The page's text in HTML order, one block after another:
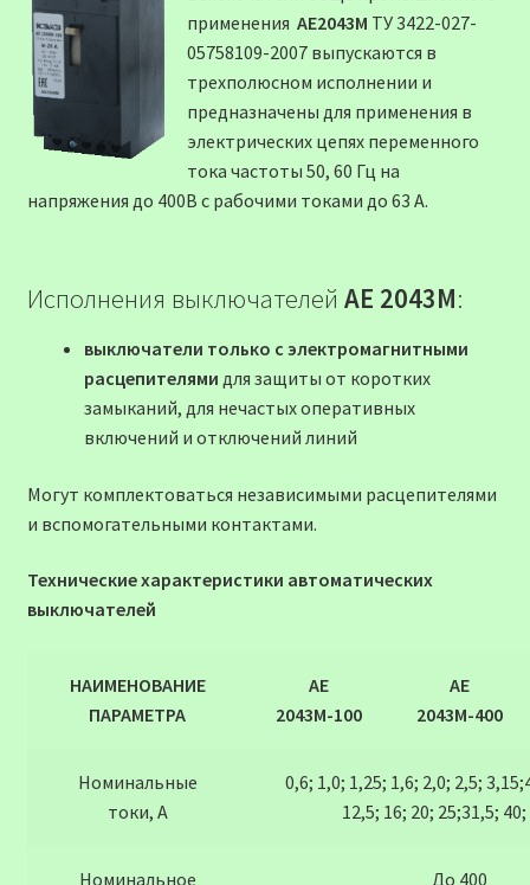
применения АЕ2043М ТУ 3422-027-
05758109-2007 выпускаются в
трехполюсном исполнении и
предназначены для применения в
электрических цепях переменного
тока частоты 50, 60 Гц на
напряжения до 400В с рабочими токами до 63 А.
Исполнения выключателей АЕ 2043М:
выключатели только с электромагнитными
расцепителями для защиты от коротких
замыканий, для нечастых оперативных
включений и отключений линий
Могут комплектоваться независимыми расцепителями
и вспомогательными контактами.
Технические характеристики автоматических
выключателей
НАИМЕНОВАНИЕ
ПАРАМЕТРА
АЕ
2043М-100
АЕ
2043М-400
Номинальные
токи, А
0,6; 1,0; 1,25; 1,6; 2,0; 2,5;
12,5; 16; 20; 25;31,5;
Номинальное
До 400